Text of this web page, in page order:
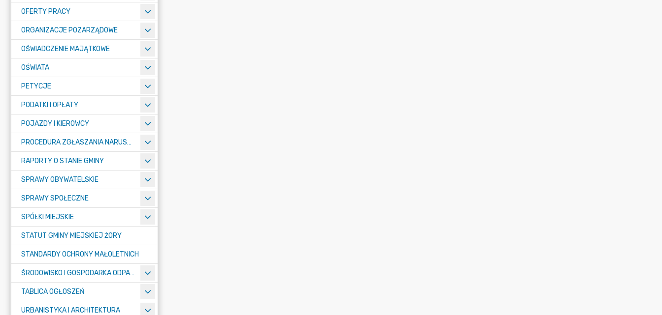
OFERTY PRACY
ORGANIZACJE POZARZĄDOWE
OŚWIADCZENIE MAJĄTKOWE
OŚWIATA
PETYCJE
PODATKI I OPŁATY
POJAZDY I KIEROWCY
PROCEDURA ZGŁASZANIA NARUSZEŃ PRAWA
RAPORTY O STANIE GMINY
SPRAWY OBYWATELSKIE
SPRAWY SPOŁECZNE
SPÓŁKI MIEJSKIE
STATUT GMINY MIEJSKIEJ ŻORY
STANDARDY OCHRONY MAŁOLETNICH
ŚRODOWISKO I GOSPODARKA ODPADAMI
TABLICA OGŁOSZEŃ
URBANISTYKA I ARCHITEKTURA